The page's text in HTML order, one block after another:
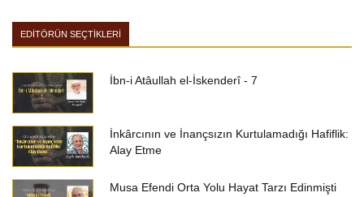
EDİTÖRÜN SEÇTİKLERİ
İbn-i Atâullah el-İskenderî - 7
İnkârcının ve İnançsızın Kurtulamadığı Hafiflik:
Alay Etme
Musa Efendi Orta Yolu Hayat Tarzı Edinmişti